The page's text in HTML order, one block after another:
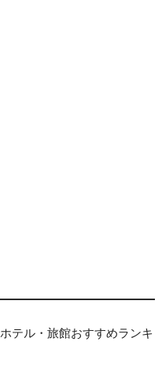
テル・旅館おすすめランキ